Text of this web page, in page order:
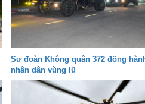
Sư đoàn Không quân 372 đồng
nhân dân vùng lũ